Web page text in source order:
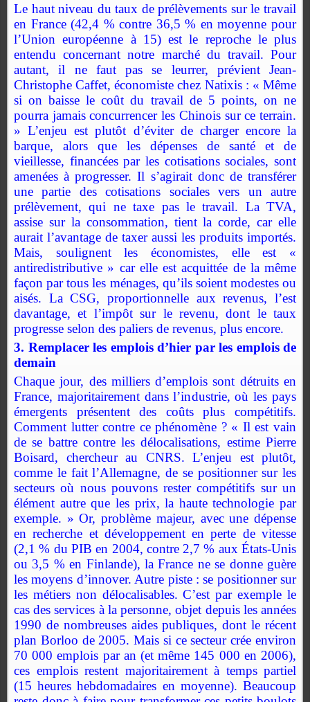
Le haut niveau du taux de prélèvements sur le travail
en France (42,4 % contre 36,5 % en moyenne pour
l’Union européenne à 15) est le reproche le plus
entendu concernant notre marché du travail. Pour
autant, il ne faut pas se leurrer, prévient Jean-
Christophe Caffet, économiste chez Natixis : « Même
si on baisse le coût du travail de 5 points, on ne
pourra jamais concurrencer les Chinois sur ce terrain.
» L’enjeu est plutôt d’éviter de charger encore la
barque, alors que les dépenses de santé et de
vieillesse, financées par les cotisations sociales, sont
amenées à progresser. Il s’agirait donc de transférer
une partie des cotisations sociales vers un autre
prélèvement, qui ne taxe pas le travail. La TVA,
assise sur la consommation, tient la corde, car elle
aurait l’avantage de taxer aussi les produits importés.
Mais, soulignent les économistes, elle est «
antiredistributive » car elle est acquittée de la même
façon par tous les ménages, qu’ils soient modestes ou
aisés. La CSG, proportionnelle aux revenus, l’est
davantage, et l’impôt sur le revenu, dont le taux
progresse selon des paliers de revenus, plus encore.
3. Remplacer les emplois d’hier par les emplois de
demain
Chaque jour, des milliers d’emplois sont détruits en
France, majoritairement dans l’industrie, où les pays
émergents présentent des coûts plus compétitifs.
Comment lutter contre ce phénomène ? « Il est vain
de se battre contre les délocalisations, estime Pierre
Boisard, chercheur au CNRS. L’enjeu est plutôt,
comme le fait l’Allemagne, de se positionner sur les
secteurs où nous pouvons rester compétitifs sur un
élément autre que les prix, la haute technologie par
exemple. » Or, problème majeur, avec une dépense
en recherche et développement en perte de vitesse
(2,1 % du PIB en 2004, contre 2,7 % aux États-Unis
ou 3,5 % en Finlande), la France ne se donne guère
les moyens d’innover. Autre piste : se positionner sur
les métiers non délocalisables. C’est par exemple le
cas des services à la personne, objet depuis les années
1990 de nombreuses aides publiques, dont le récent
plan Borloo de 2005. Mais si ce secteur crée environ
70 000 emplois par an (et même 145 000 en 2006),
ces emplois restent majoritairement à temps partiel
(15 heures hebdomadaires en moyenne). Beaucoup